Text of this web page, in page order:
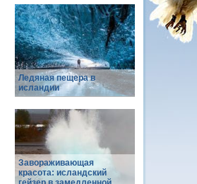
Ледяная пещера в
исландии
Завораживающая
красота: исландский